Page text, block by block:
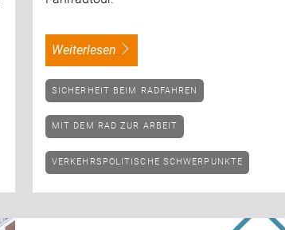
weiterlesen
SICHERHEIT BEIM RADFAHREN
MIT DEM RAD ZUR ARBEIT
VERKEHRSPOLITISCHE SCHWERPUNKTE